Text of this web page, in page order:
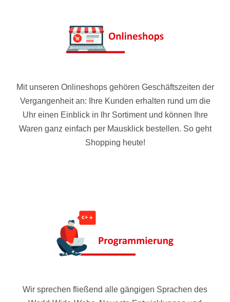
Mit unseren Onlineshops gehören Geschäftszeiten der
Vergangenheit an: Ihre Kunden erhalten rund um die
Uhr einen Einblick in Ihr Sortiment und können Ihre
Waren ganz einfach per Mausklick bestellen. So geht
Shopping heute!
Wir sprechen fließend alle gängigen Sprachen des